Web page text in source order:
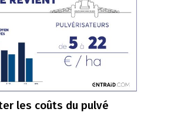
les coûts du pulvé